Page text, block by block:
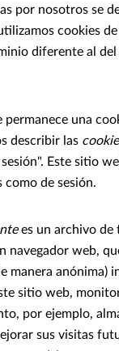
por nosotros se
cookies
diferente al
permanece una
describir las
Este sitio
como de sesión.
es un archivo
navegador web,
manera anónima)
sitio web,
por ejemplo,
sus visitas